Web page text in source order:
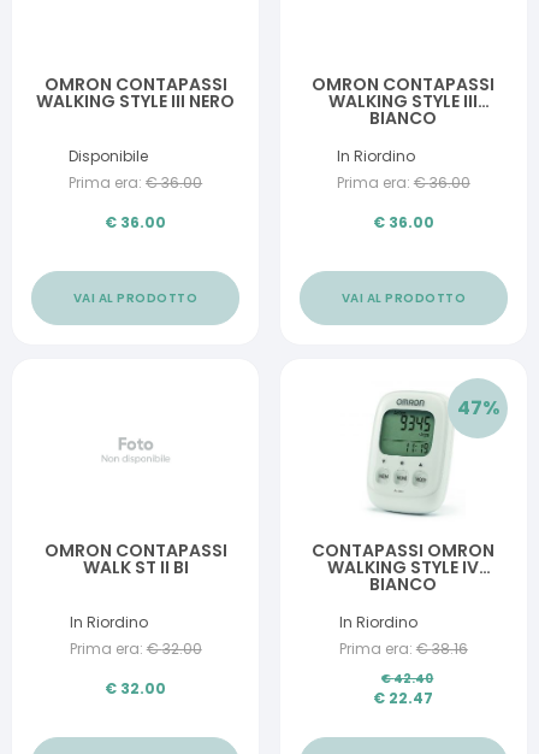
OMRON CONTAPASSI
WALKING STYLE III NERO
Disponibile
Prima era: €36.00
€ 36.00
VAI AL PRODOTTO
OMRON CONTAPASSI
WALKING STYLE III
BIANCO
In Riordino
Prima era: €36.00
€ 36.00
VAI AL PRODOTTO
OMRON CONTAPASSI
WALK ST II BI
In Riordino
Prima era: €32.00
€ 32.00
47%
CONTAPASSI OMRON
WALKING STYLE IV
BIANCO
In Riordino
Prima era: €38.16
€42.40
€ 22.47